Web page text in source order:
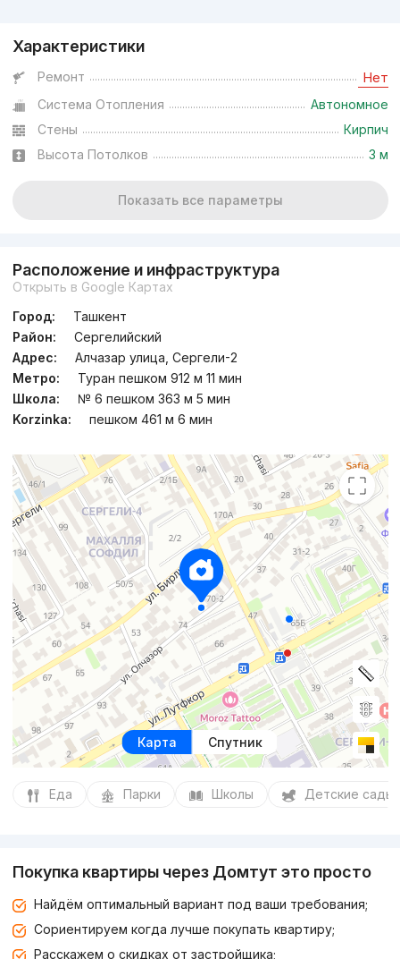
Характеристики
Ремонт Нет
Система Отопления
Автономное
Стены
Кирпич
Высота Потолков
3 м
Показать все параметры
Расположение и инфраструктура
Открыть в Google Картах
Город:
Ташкент
Район:
Сергелийский
Адрес:
Алчазар улица, Сергели-2
Метро:
Туран пешком 912 м 11 мин
Школа:
№ 6 пешком 363 м 5 мин
Korzinka:
пешком 461 м 6 мин
Карта Спутник
Еда Парки Школы Детские сады
Покупка квартиры через Домтут это просто
Найдём оптимальный вариант под ваши требования;
Сориентируем когда лучше покупать квартиру;
Расскажем о скидках от застройщика;